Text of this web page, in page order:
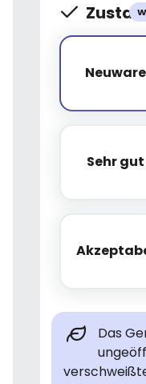
Neuware
Sehr gut
Sehr
Das